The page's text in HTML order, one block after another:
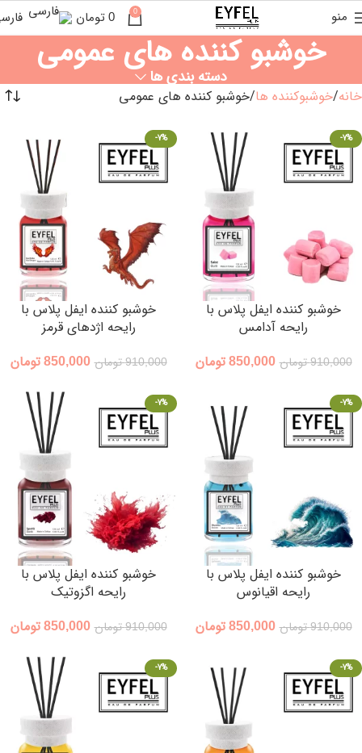
منو 0
0 تومان
خوشبو کننده های عمومی
دسته بندی ها
خانه خوشبوکننده ها خوشبو کننده های عمومی
-7%
خوشبو کننده ایفل پلاس با
رایحه آدامس
910,000 تومان 850,000 تومان
-7%
خوشبو کننده ایفل پلاس با
رایحه اژدهای قرمز
910,000 تومان 850,000 تومان
-7%
خوشبو کننده ایفل پلاس با
رایحه اقیانوس
910,000 تومان 850,000 تومان
-7%
خوشبو کننده ایفل پلاس با
رایحه اگزوتیک
910,000 تومان 850,000 تومان
-7%
-7%